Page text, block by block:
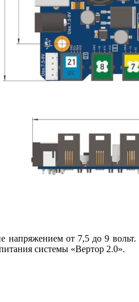
напряжением от 7,5 до 9
системы «Вертор 2.0».